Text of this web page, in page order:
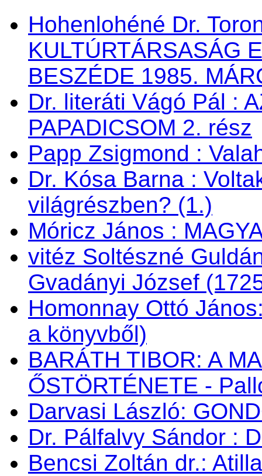
Hohenlohéné Dr.
KULTÚRTÁRSASÁG
BESZÉDE 1985.
Dr. literáti Vágó Pál :
PAPADICSOM 2. rész
Papp Zsigmond :
Dr. Kósa Barna :
világrészben? (1.)
Móricz János :
vitéz Soltészné
Gvadányi József
Homonnay Ottó
a könyvből)
BARÁTH TIBOR: A
ŐSTÖRTÉNETE -
Darvasi László:
Dr. Pálfalvy Sándor :
Bencsi Zoltán dr.: